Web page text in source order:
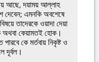
আছে, দয়াময় আল্লাহ
দেবেন; এমনকি অবশেষে
তাদেরকে ওয়াদা দেয়া
অথবা কেয়ামতই হোক।
কে মর্তবায় নিকৃষ্ট ও
দূর্বল।